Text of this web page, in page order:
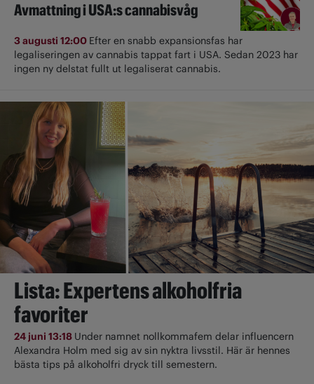
Avmattning i USA:s cannabisvåg
3 augusti 12:00 Efter en snabb expansionsfas har
legaliseringen av cannabis tappat fart i USA. Sedan 2023 har
ingen ny delstat fullt ut ­legaliserat cannabis.
Lista: Expertens alkoholfria
favoriter
24 juni 13:18 Under namnet nollkommafem delar influencern
Alexandra Holm med sig av sin nyktra livsstil. Här är hennes
bästa tips på alkoholfri dryck till semestern.